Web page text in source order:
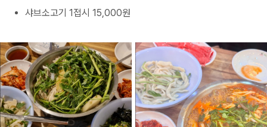
샤브소고기 1접시 15,000원